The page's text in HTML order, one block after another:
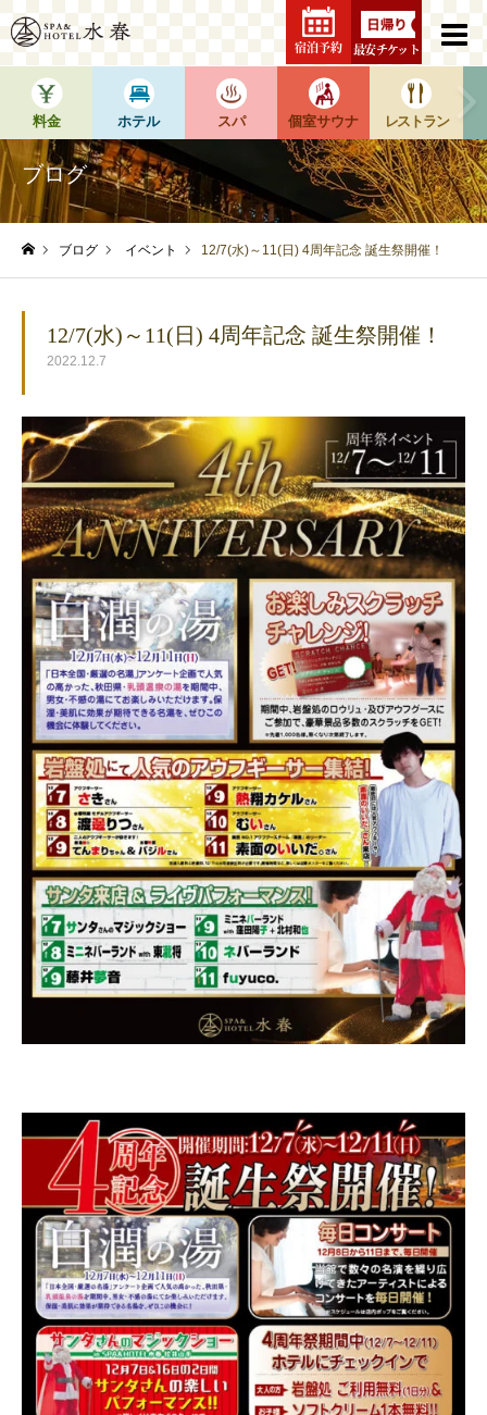
最安チケット
宿泊予約
料金 ホテル スパ 個室サウナ レストラン
ブログ
ブログ イベント 12/7(水)～11(日) 4周年記念 誕生祭開催！
12/7(水)～11(日) 4周年記念 誕生祭開催！
2022.12.7